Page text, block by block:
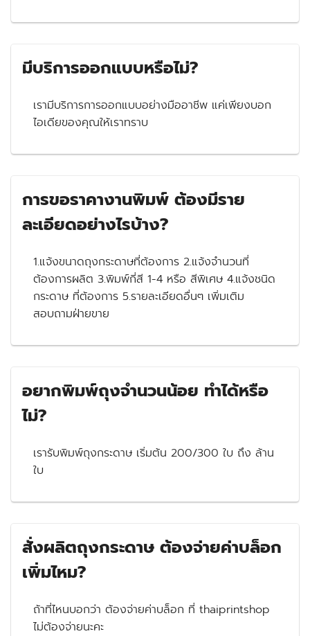
มีบริการออกแบบหรือไม่?
เรามีบริการการออกแบบอย่างมืออาชีพ แค่เพียงบอก
ไอเดียของคุณให้เราทราบ
การขอราคางานพิมพ์ ต้องมีราย
ละเอียดอย่างไรบ้าง?
1.แจ้งขนาดถุงกระดาษที่ต้องการ 2.แจ้งจำนวนที่
ต้องการผลิต 3.พิมพ์กี่สี 1-4 หรือ สีพิเศษ 4.แจ้งชนิด
กระดาษ ที่ต้องการ 5.รายละเอียดอื่นๆ เพิ่มเติม
สอบถามฝ่ายขาย
อยากพิมพ์ถุงจำนวนน้อย ทำได้หรือ
ไม่?
เรารับพิมพ์ถุงกระดาษ เริ่มต้น 200/300 ใบ ถึง ล้าน
ใบ
สั่งผลิตถุงกระดาษ ต้องจ่ายค่าบล็อก
เพิ่มไหม?
ถ้าที่ไหนบอกว่า ต้องจ่ายค่าบล็อก ที่ thaiprintshop
ไม่ต้องจ่ายนะคะ